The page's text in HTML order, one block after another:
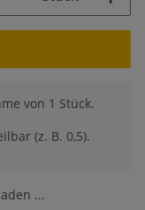
von 1 Stück.
(z. B. 0,5).
...